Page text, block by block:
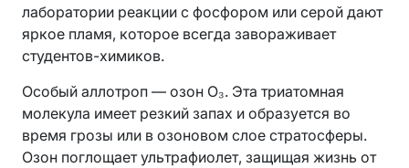
лаборатории реакции с фосфором или серой дают
яркое пламя, которое всегда завораживает
студентов-химиков.
Особый аллотроп — озон O₃. Эта триатомная
молекула имеет резкий запах и образуется во
время грозы или в озоновом слое стратосферы.
Озон поглощает ультрафиолет, защищая жизнь от